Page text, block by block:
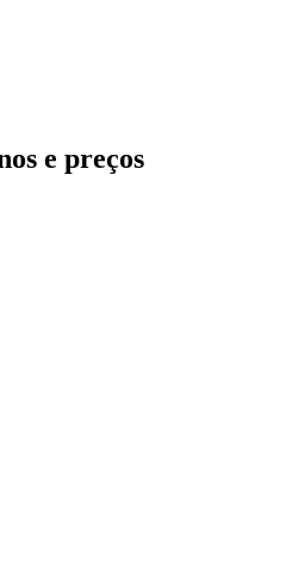
e preços